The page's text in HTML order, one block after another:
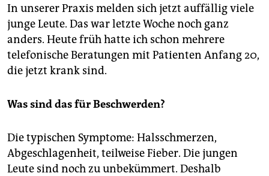
In unserer Praxis melden sich jetzt auffällig viele
junge Leute. Das war letzte Woche noch ganz
anders. Heute früh hatte ich schon mehrere
telefonische Beratungen mit Patienten Anfang 20,
die jetzt krank sind.
Was sind das für Beschwerden?
Die typischen Symptome: Halsschmerzen,
Abgeschlagenheit, teilweise Fieber. Die jungen
Leute sind noch zu unbekümmert. Deshalb